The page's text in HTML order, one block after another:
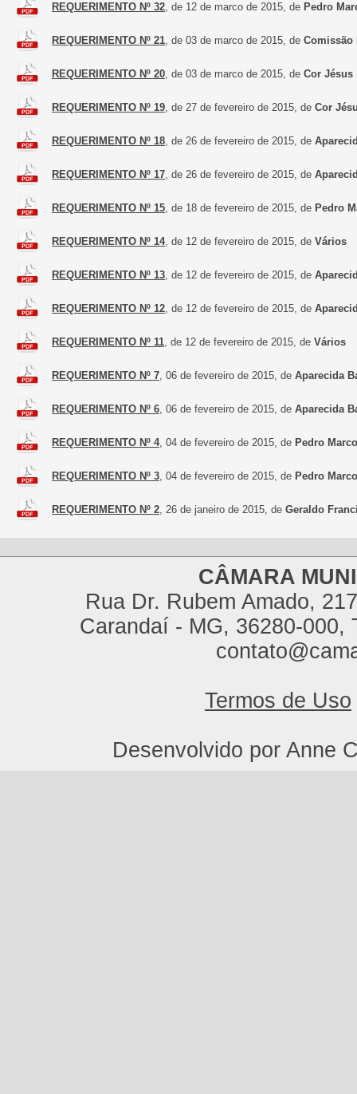
REQUERIMENTO Nº 32, de 12 de marco de 2015, de Pedro
REQUERIMENTO Nº 21, de 03 de marco de 2015, de Comissão
REQUERIMENTO Nº 20, de 03 de marco de 2015, de Cor Jésus
REQUERIMENTO Nº 19, de 27 de fevereiro de 2015, de Cor
REQUERIMENTO Nº 18, de 26 de fevereiro de 2015, de
REQUERIMENTO Nº 17, de 26 de fevereiro de 2015, de
REQUERIMENTO Nº 15, de 18 de fevereiro de 2015, de Pedro
REQUERIMENTO Nº 14, de 12 de fevereiro de 2015, de Vários
REQUERIMENTO Nº 13, de 12 de fevereiro de 2015, de
REQUERIMENTO Nº 12, de 12 de fevereiro de 2015, de
REQUERIMENTO Nº 11, de 12 de fevereiro de 2015, de Vários
REQUERIMENTO Nº 7, 06 de fevereiro de 2015, de Aparecida
REQUERIMENTO Nº 6, 06 de fevereiro de 2015, de Aparecida
REQUERIMENTO Nº 4, 04 de fevereiro de 2015, de Pedro
REQUERIMENTO Nº 3, 04 de fevereiro de 2015, de Pedro
REQUERIMENTO Nº 2, 26 de janeiro de 2015, de Geraldo
CÂMARA
Rua Dr. Rubem Amado,
Carandaí - MG, 36280-000,
Termos de Uso
Desenvolvido por Anne